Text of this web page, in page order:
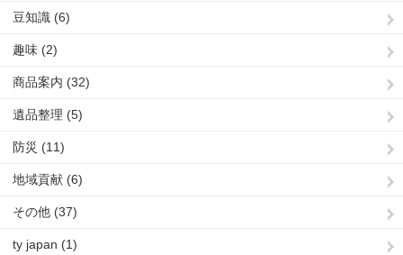
豆知識 (6)
趣味 (2)
商品案内 (32)
遺品整理 (5)
防災 (11)
地域貢献 (6)
その他 (37)
ty japan (1)